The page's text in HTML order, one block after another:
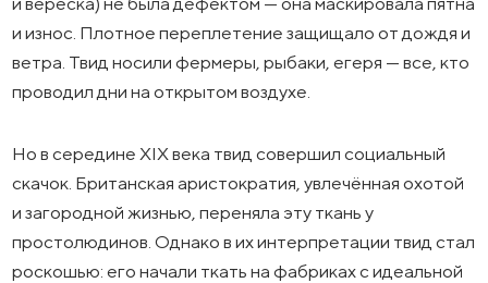
и износ. Плотное переплетение защищало от дождя и
ветра. Твид носили фермеры, рыбаки, егеря — все, кто
проводил дни на открытом воздухе.
Но в середине XIX века твид совершил социальный
скачок. Британская аристократия, увлечённая охотой
и загородной жизнью, переняла эту ткань у
простолюдинов. Однако в их интерпретации твид стал
роскошью: его начали ткать на фабриках с идеальной